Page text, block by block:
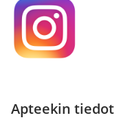
Apteekin tiedot